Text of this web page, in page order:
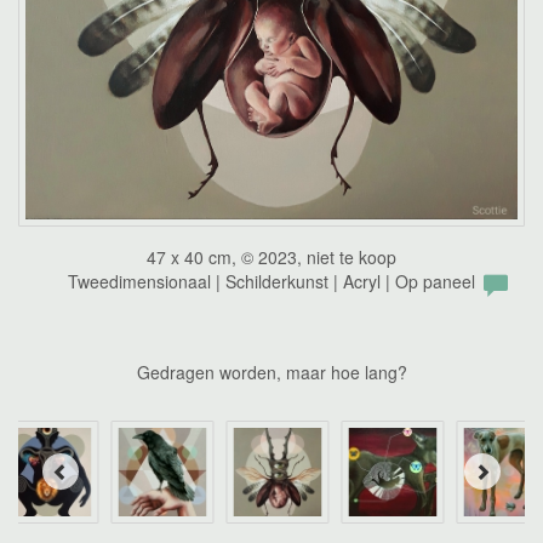
47 x 40 cm, © 2023, niet te koop
Tweedimensionaal | Schilderkunst | Acryl | Op paneel
Gedragen worden, maar hoe lang?